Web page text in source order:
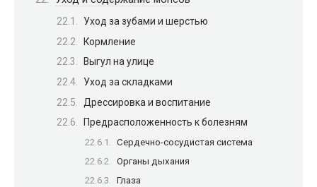
Уход за зубами и шерстью
Кормление
Выгул на улице
Уход за складками
Дрессировка и воспитание
Предрасположенность к болезням
Сердечно-сосудистая система
Органы дыхания
Глаза